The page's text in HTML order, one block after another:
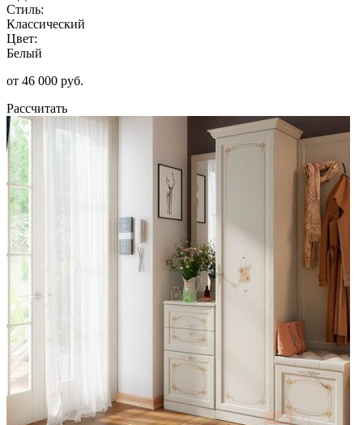
Стиль:
Классический
Цвет:
Белый
от 46 000 руб.
Рассчитать